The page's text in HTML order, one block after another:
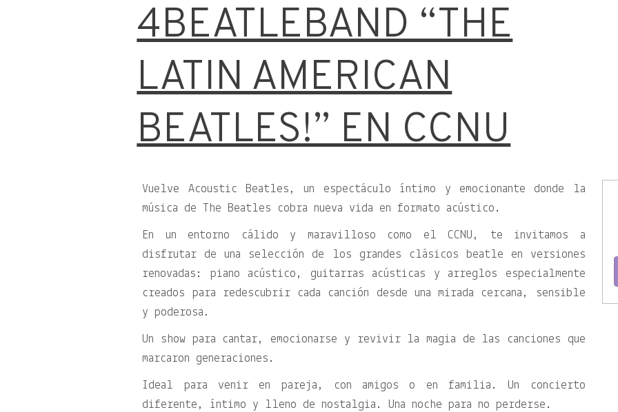
4BEATLEBAND “THE
LATIN AMERICAN
BEATLES!” EN CCNU
Vuelve Acoustic Beatles, un espectáculo íntimo y emocionante donde la
música de The Beatles cobra nueva vida en formato acústico.
En un entorno cálido y maravilloso como el CCNU, te invitamos a
disfrutar de una selección de los grandes clásicos beatle en versiones
renovadas: piano acústico, guitarras acústicas y arreglos especialmente
creados para redescubrir cada canción desde una mirada cercana, sensible
y poderosa.
Un show para cantar, emocionarse y revivir la magia de las canciones que
marcaron generaciones.
Ideal para venir en pareja, con amigos o en familia. Un concierto
diferente, íntimo y lleno de nostalgia. Una noche para no perderse.